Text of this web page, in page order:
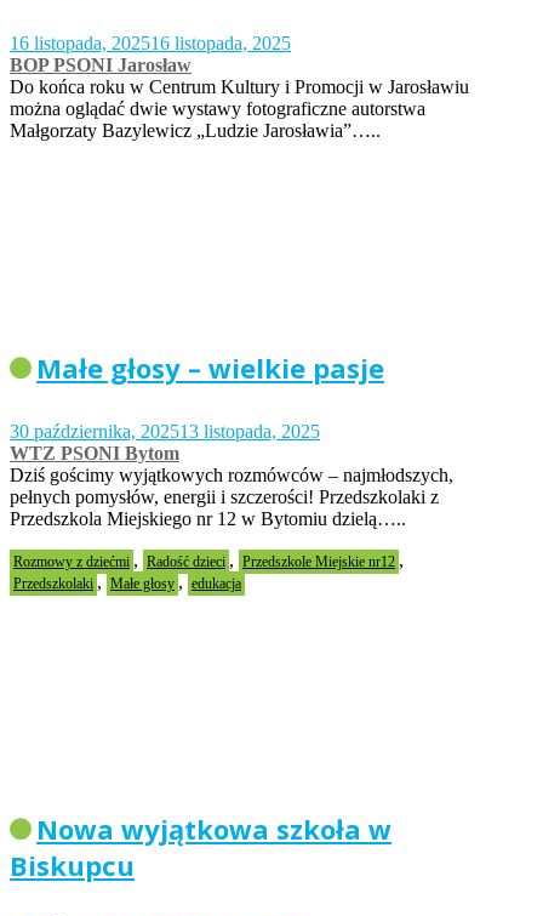
16 listopada, 202516 listopada, 2025
BOP PSONI Jarosław
Do końca roku w Centrum Kultury i Promocji w Jarosławiu
można oglądać dwie wystawy fotograficzne autorstwa
Małgorzaty Bazylewicz „Ludzie Jarosławia”…..
Małe głosy – wielkie pasje
30 października, 202513 listopada, 2025
WTZ PSONI Bytom
Dziś gościmy wyjątkowych rozmówców – najmłodszych,
pełnych pomysłów, energii i szczerości! Przedszkolaki z
Przedszkola Miejskiego nr 12 w Bytomiu dzielą…..
Rozmowy z dziećmi , Radość dzieci , Przedszkole Miejskie nr12 ,
Przedszkolaki , Małe głosy , edukacja
Nowa wyjątkowa szkoła w
Biskupcu